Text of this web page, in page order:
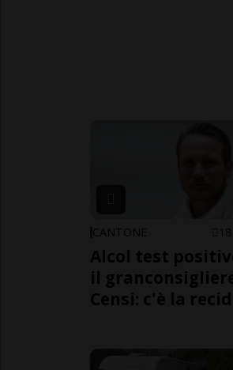
CANTONE
Alcol test
il
Censi: c'è la